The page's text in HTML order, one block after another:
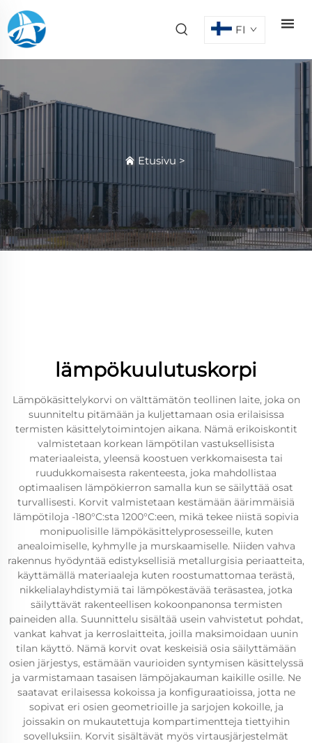
FI
Etusivu >
lämpökuulutuskorpi
Lämpökäsittelykorvi on välttämätön teollinen laite, joka on
suunniteltu pitämään ja kuljettamaan osia erilaisissa
termisten käsittelytoimintojen aikana. Nämä erikoiskontit
valmistetaan korkean lämpötilan vastuksellisista
materiaaleista, yleensä koostuen verkkomaisesta tai
ruudukkomaisesta rakenteesta, joka mahdollistaa
optimaalisen lämpökierron samalla kun se säilyttää osat
turvallisesti. Korvit valmistetaan kestämään äärimmäisiä
lämpötiloja -180°C:sta 1200°C:een, mikä tekee niistä sopivia
monipuolisille lämpökäsittelyprosesseille, kuten
anealoimiselle, kyhmylle ja murskaamiselle. Niiden vahva
rakennus hyödyntää edistyksellisiä metallurgisia periaatteita,
käyttämällä materiaaleja kuten roostumattomaa terästä,
nikkelialayhdistymiä tai lämpökestävää teräsastea, jotka
säilyttävät rakenteellisen kokoonpanonsa termisten
paineiden alla. Suunnittelu sisältää usein vahvistetut pohdat,
vankat kahvat ja kerroslaitteita, joilla maksimoidaan uunin
tilan käyttö. Nämä korvit ovat keskeisiä osia säilyttämään
osien järjestys, estämään vaurioiden syntymisen käsittelyssä
ja varmistamaan tasaisen lämpöjakauman kaikille osille. Ne
saatavat erilaisessa kokoissa ja konfiguraatioissa, jotta ne
sopivat eri osien geometrioille ja sarjojen kokoille, ja
joissakin on mukautettuja kompartimentteja tiettyihin
sovelluksiin. Korvit sisältävät myös virtausjärjestelmät